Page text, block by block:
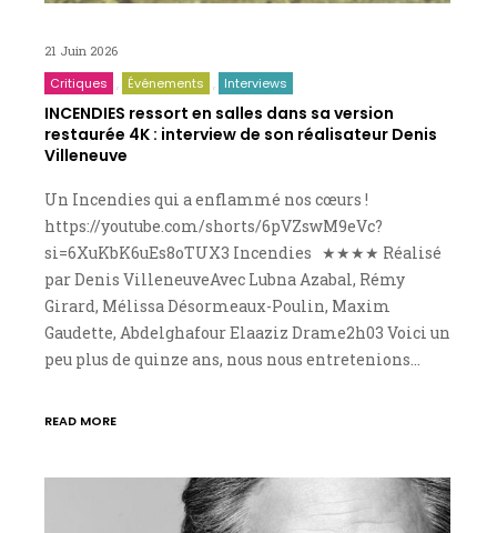
21 Juin 2026
Critiques Événements Interviews
INCENDIES ressort en salles dans sa version
restaurée 4K : interview de son réalisateur Denis
Villeneuve
Un Incendies qui a enflammé nos cœurs !
https://youtube.com/shorts/6pVZswM9eVc?
si=6XuKbK6uEs8oTUX3 Incendies ★★★★ Réalisé
par Denis VilleneuveAvec Lubna Azabal, Rémy
Girard, Mélissa Désormeaux-Poulin, Maxim
Gaudette, Abdelghafour Elaaziz Drame2h03 Voici un
peu plus de quinze ans, nous nous entretenions…
READ MORE